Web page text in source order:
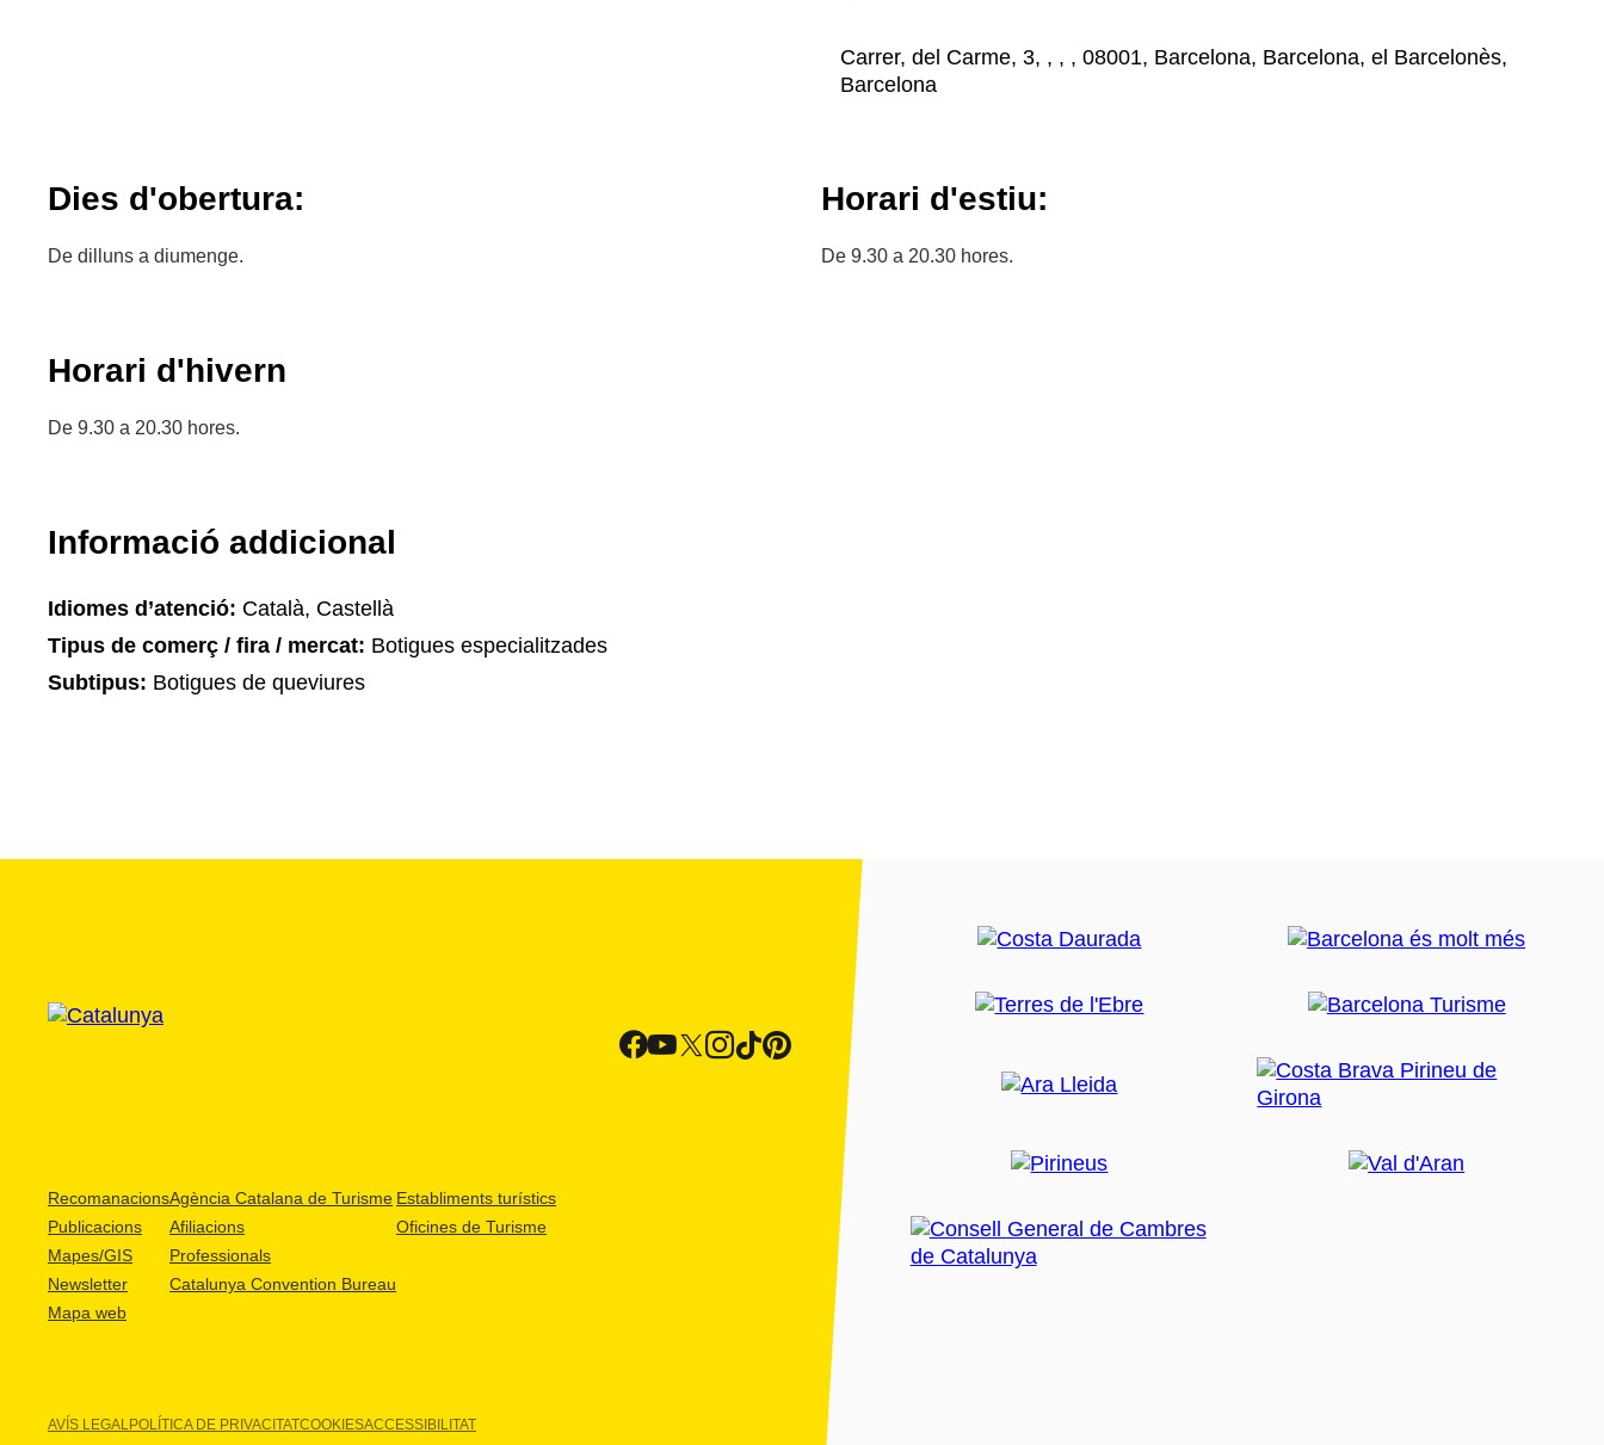
Carrer, del Carme, 3, , , , 08001, Barcelona, Barcelona, el Barcelonès,
Barcelona
Dies d'obertura:
De dilluns a diumenge.
Horari d'estiu:
De 9.30 a 20.30 hores.
Horari d'hivern
De 9.30 a 20.30 hores.
Informació addicional
Idiomes d’atenció: Català, Castellà
Tipus de comerç / fira / mercat: Botigues especialitzades
Subtipus: Botigues de queviures
Recomanacions
Publicacions
Mapes/GIS
Newsletter
Mapa web
Agència Catalana de Turisme
Afiliacions
Professionals
Catalunya Convention Bureau
Establiments turístics
Oficines de Turisme
AVÍS LEGALPOLÍTICA DE PRIVACITATCOOKIESACCESSIBILITAT